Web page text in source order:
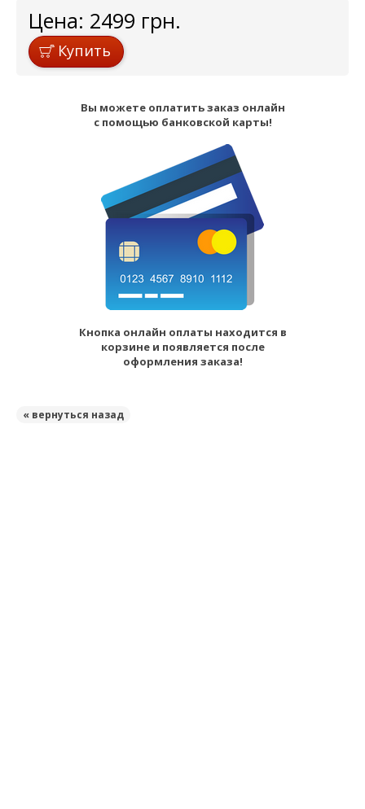
Цена: 2499 грн.
Купить
Вы можете оплатить заказ онлайн
с помощью банковской карты!
Кнопка онлайн оплаты находится в
корзине и появляется после
оформления заказа!
« вернуться назад